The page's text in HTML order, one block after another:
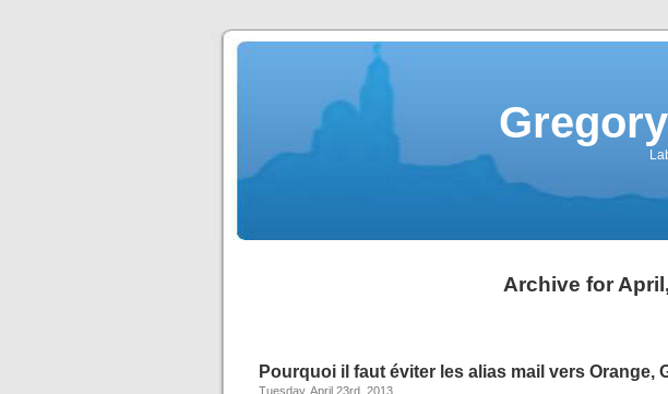
Archive for
Pourquoi il faut éviter les alias mail vers Orange,
Tuesday, April 23rd, 2013